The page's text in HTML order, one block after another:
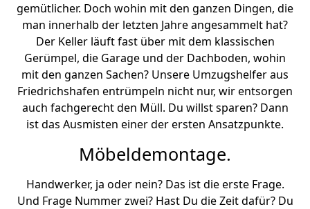
gemütlicher. Doch wohin mit den ganzen Dingen, die
man innerhalb der letzten Jahre angesammelt hat?
Der Keller läuft fast über mit dem klassischen
Gerümpel, die Garage und der Dachboden, wohin
mit den ganzen Sachen? Unsere Umzugshelfer aus
Friedrichshafen entrümpeln nicht nur, wir entsorgen
auch fachgerecht den Müll. Du willst sparen? Dann
ist das Ausmisten einer der ersten Ansatzpunkte.
Möbeldemontage.
Handwerker, ja oder nein? Das ist die erste Frage.
Und Frage Nummer zwei? Hast Du die Zeit dafür? Du